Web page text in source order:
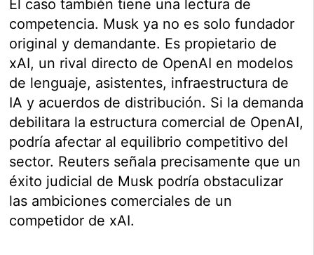
El caso también tiene una lectura de
competencia. Musk ya no es solo fundador
original y demandante. Es propietario de
xAI, un rival directo de OpenAI en modelos
de lenguaje, asistentes, infraestructura de
IA y acuerdos de distribución. Si la demanda
debilitara la estructura comercial de OpenAI,
podría afectar al equilibrio competitivo del
sector. Reuters señala precisamente que un
éxito judicial de Musk podría obstaculizar
las ambiciones comerciales de un
competidor de xAI.